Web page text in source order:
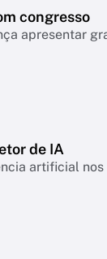
congresso
apresentar
de IA
artificial nos